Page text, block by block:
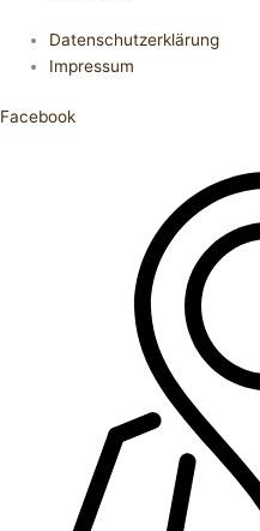
Datenschutzerklärung
Impressum
Facebook